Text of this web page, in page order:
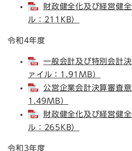
財政健全化及び経営健
ル：211KB）
令和4年度
一般会計及び特別会計
ァイル：1.91MB）
公営企業会計決算審査
1.49MB）
財政健全化及び経営健
ル：265KB）
令和3年度